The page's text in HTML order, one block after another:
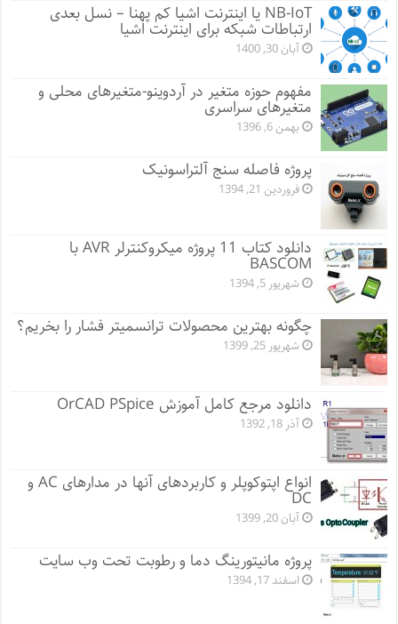
NB-IoT یا اینترنت اشیا کم پهنا – نسل بعدی
ارتباطات شبکه برای اینترنت اشیا
آبان 30, 1400
مفهوم حوزه متغیر در آردوینو-متغیرهای محلی و
متغیرهای سراسری
بهمن 6, 1396
پروژه فاصله سنج آلتراسونیک
فروردین 21, 1394
دانلود کتاب 11 پروژه میکروکنترلر AVR با
BASCOM
شهریور 5, 1394
چگونه بهترین محصولات ترانسمیتر فشار را بخریم؟
شهریور 25, 1399
دانلود مرجع کامل آموزش OrCAD PSpice
آذر 18, 1392
انواع اپتوکوپلر و کاربردهای آنها در مدارهای AC و
DC
آبان 20, 1399
پروژه مانيتورينگ دما و رطوبت تحت وب سایت
اسفند 17, 1394